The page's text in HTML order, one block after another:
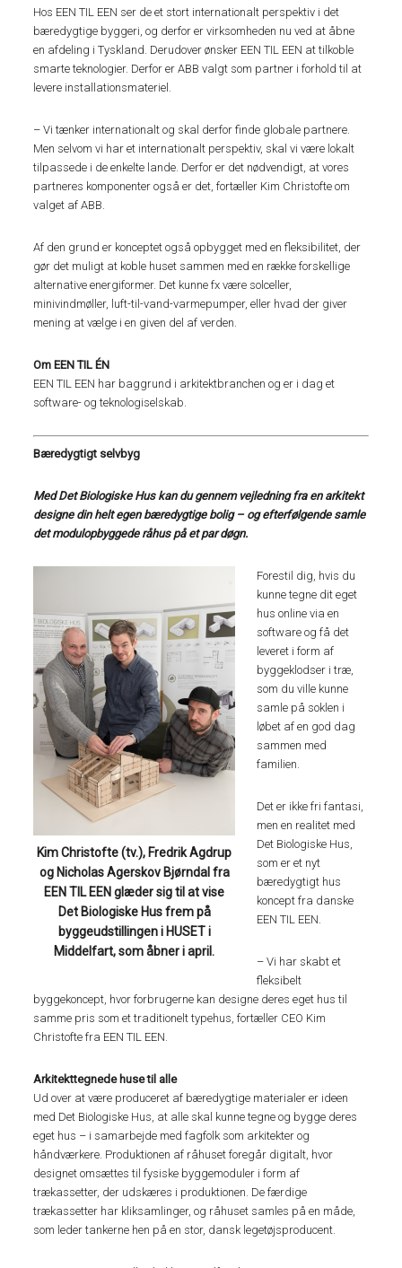
Hos EEN TIL EEN ser de et stort internationalt perspektiv i det
bæredygtige byggeri, og derfor er virksomheden nu ved at åbne
en afdeling i Tyskland. Derudover ønsker EEN TIL EEN at tilkoble
smarte teknologier. Derfor er ABB valgt som partner i forhold til at
levere installationsmateriel.
– Vi tænker internationalt og skal derfor finde globale partnere.
Men selvom vi har et internationalt perspektiv, skal vi være lokalt
tilpassede i de enkelte lande. Derfor er det nødvendigt, at vores
partneres komponenter også er det, fortæller Kim Christofte om
valget af ABB.
Af den grund er konceptet også opbygget med en fleksibilitet, der
gør det muligt at koble huset sammen med en række forskellige
alternative energiformer. Det kunne fx være solceller,
minivindmøller, luft-til-vand-varmepumper, eller hvad der giver
mening at vælge i en given del af verden.
Om EEN TIL ÉN
EEN TIL EEN har baggrund i arkitektbranchen og er i dag et
software- og teknologiselskab.
Bæredygtigt selvbyg
Med Det Biologiske Hus kan du gennem vejledning fra en arkitekt
designe din helt egen bæredygtige bolig – og efterfølgende samle
det modulopbyggede råhus på et par døgn.
Kim Christofte (tv.), Fredrik Agdrup
og Nicholas Agerskov Bjørndal fra
EEN TIL EEN glæder sig til at vise
Det Biologiske Hus frem på
byggeudstillingen i HUSET i
Middelfart, som åbner i april.
Forestil dig, hvis du
kunne tegne dit eget
hus online via en
software og få det
leveret i form af
byggeklodser i træ,
som du ville kunne
samle på soklen i
løbet af en god dag
sammen med
familien.
Det er ikke fri fantasi,
men en realitet med
Det Biologiske Hus,
som er et nyt
bæredygtigt hus
koncept fra danske
EEN TIL EEN.
– Vi har skabt et
fleksibelt
byggekoncept, hvor forbrugerne kan designe deres eget hus til
samme pris som et traditionelt typehus, fortæller CEO Kim
Christofte fra EEN TIL EEN.
Arkitekttegnede huse til alle
Ud over at være produceret af bæredygtige materialer er ideen
med Det Biologiske Hus, at alle skal kunne tegne og bygge deres
eget hus – i samarbejde med fagfolk som arkitekter og
håndværkere. Produktionen af råhuset foregår digitalt, hvor
designet omsættes til fysiske byggemoduler i form af
trækassetter, der udskæres i produktionen. De færdige
trækassetter har kliksamlinger, og råhuset samles på en måde,
som leder tankerne hen på en stor, dansk legetøjsproducent.